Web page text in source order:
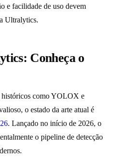
e facilidade de uso devem
Ultralytics.
Conheça o
históricos como YOLOX e
o estado da arte atual é
. Lançado no início de 2026, o
o pipeline de detecção